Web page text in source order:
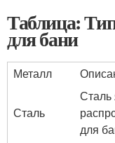
Таблица:
для бани
Металл
Сталь
Сталь
для